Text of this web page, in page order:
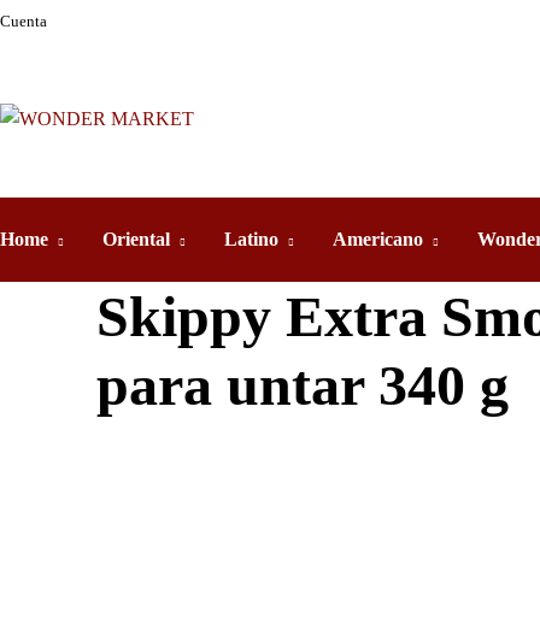
Cuenta
Home Oriental Latino Americano
Skippy Extra
para untar 340 g